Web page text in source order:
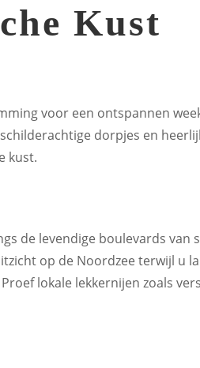
Kust
voor een ontspannen
dorpjes en
kust.
de levendige boulevards van
op de Noordzee terwijl u
lokale lekkernijen zoals